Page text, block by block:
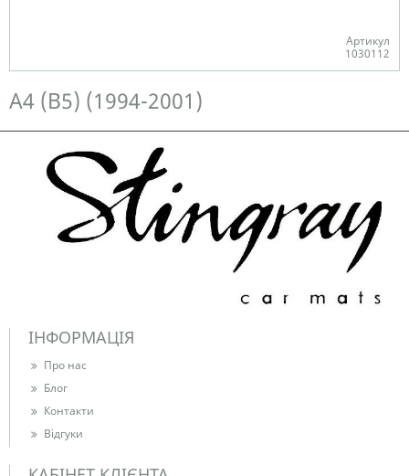
Артикул
1030112
A4 (B5) (1994-2001)
ІНФОРМАЦІЯ
Про нас
Блог
Контакти
Відгуки